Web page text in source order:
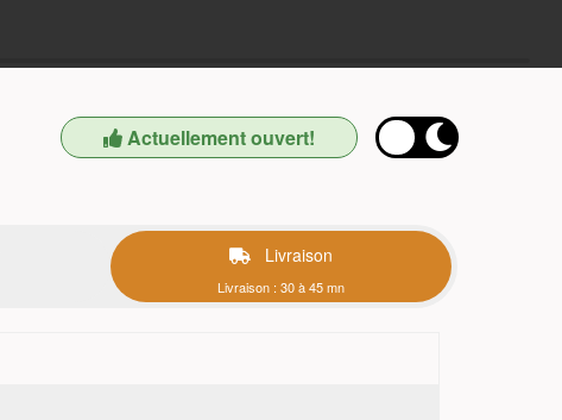
Actuellement ouvert!
Livraison
Livraison : 30 à 45 mn